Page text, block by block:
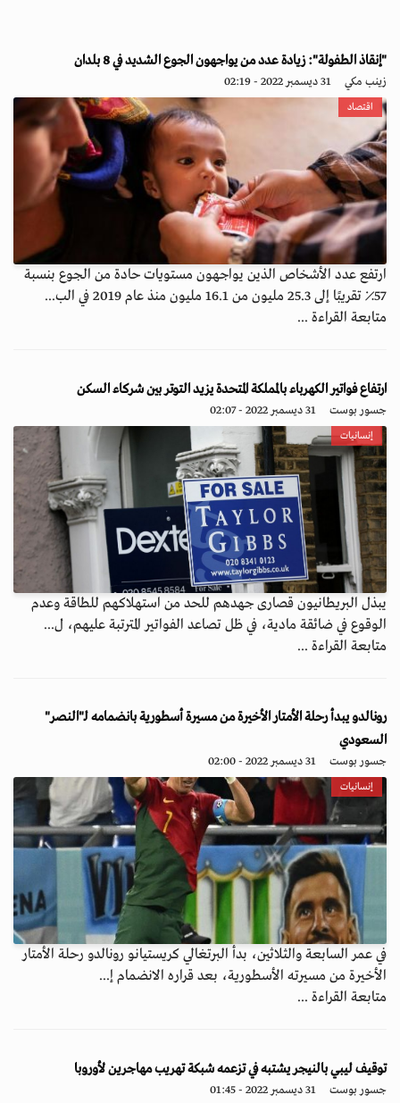
"إنقاذ الطفولة": زيادة عدد من يواجهون الجوع الشديد في 8 بلدان
زينب مكي 31 ديسمبر 2022 - 02:19
اقتصاد
ارتفع عدد الأشخاص الذين يواجهون مستويات حادة من الجوع بنسبة
57٪ تقريبًا إلى 25.3 مليون من 16.1 مليون منذ عام 2019 في الب...
متابعة القراءة ...
ارتفاع فواتير الكهرباء بالمملكة المتحدة يزيد التوتر بين شركاء السكن
جسور بوست 31 ديسمبر 2022 - 02:07
إنسانيات
يبذل البريطانيون قصارى جهدهم للحد من استهلاكهم للطاقة وعدم
الوقوع في ضائقة مادية، في ظل تصاعد الفواتير المترتبة عليهم، ل...
متابعة القراءة ...
رونالدو يبدأ رحلة الأمتار الأخيرة من مسيرة أسطورية بانضمامه لـ"النصر"
السعودي
جسور بوست 31 ديسمبر 2022 - 02:00
إنسانيات
في عمر السابعة والثلاثين، بدأ البرتغالي كريستيانو رونالدو رحلة الأمتار
الأخيرة من مسيرته الأسطورية، بعد قراره الانضمام إ...
متابعة القراءة ...
توقيف ليبي بالنيجر يشتبه في تزعمه شبكة تهريب مهاجرين لأوروبا
جسور بوست 31 ديسمبر 2022 - 01:45